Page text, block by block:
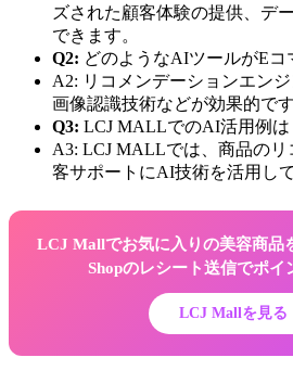
ズされた顧客体験の提供、デ
できます。
Q2: どのようなAIツールがEコ
A2: リコメンデーションエンジ
画像認識技術などが効果的です
Q3: LCJ MALLでのAI活用例は
A3: LCJ MALLでは、商品の
客サポートにAI技術を活用して
LCJ Mallでお気に入りの美容商品
Shopのレシート送信でポイ
LCJ Mallを見る